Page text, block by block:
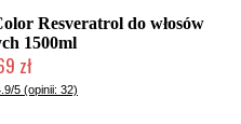
Resveratrol do włosów
1500ml
zł
w 24h)
5 (opinii: 32)